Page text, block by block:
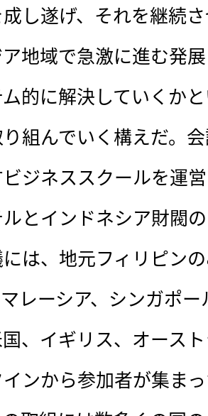
し遂げ、それを継続
地域で急激に進む発
的に解決していくか
組んでいく構えだ。
ジネススクールを運
とインドネシア財閥
は、地元フィリピン
レーシア、シンガポ
、イギリス、オース
ンから参加者が集ま